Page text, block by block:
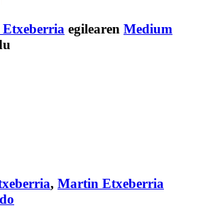
egilearen Medium
, Martin Etxeberria